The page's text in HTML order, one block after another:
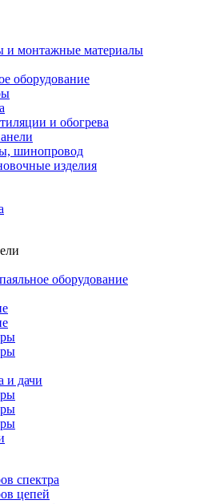
и монтажные материалы
оборудование
и обогрева
шинопровод
изделия
спектра
цепей